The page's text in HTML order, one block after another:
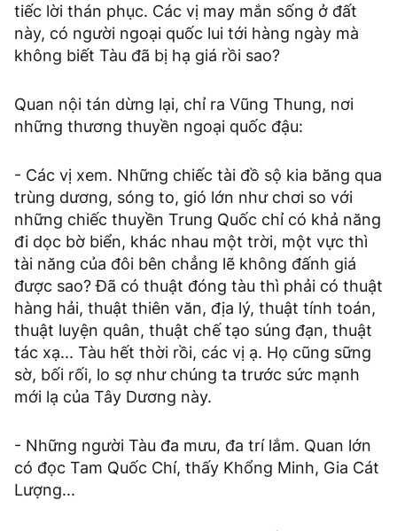
tiếc lời thán phục. Các vị may mắn sống ở đất
này, có người ngoại quốc lui tới hàng ngày mà
không biết Tàu đã bị hạ giá rồi sao?
Quan nội tán dừng lại, chỉ ra Vũng Thung, nơi
những thương thuyền ngoại quốc đậu:
- Các vị xem. Những chiếc tài đồ sộ kia băng qua
trùng dương, sóng to, gió lớn như chơi so với
những chiếc thuyền Trung Quốc chỉ có khả năng
đi dọc bờ biển, khác nhau một trời, một vực thì
tài năng của đôi bên chẳng lẽ không đấnh giá
được sao? Đã có thuật đóng tàu thì phải có thuật
hàng hải, thuật thiên văn, địa lý, thuật tính toán,
thuật luyện quân, thuật chế tạo súng đạn, thuật
tác xạ... Tàu hết thời rồi, các vị ạ. Họ cũng sững
sờ, bối rối, lo sợ như chúng ta trước sức mạnh
mới lạ của Tây Dương này.
- Những người Tàu đa mưu, đa trí lắm. Quan lớn
có đọc Tam Quốc Chí, thấy Khổng Minh, Gia Cát
Lượng...